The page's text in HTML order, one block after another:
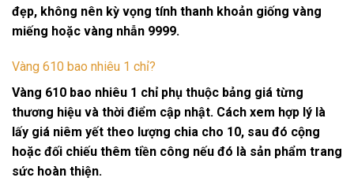
đẹp, không nên kỳ vọng tính thanh khoản giống vàng
miếng hoặc vàng nhẫn 9999.
Vàng 610 bao nhiêu 1 chỉ?
Vàng 610 bao nhiêu 1 chỉ phụ thuộc bảng giá từng
thương hiệu và thời điểm cập nhật. Cách xem hợp lý là
lấy giá niêm yết theo lượng chia cho 10, sau đó cộng
hoặc đối chiếu thêm tiền công nếu đó là sản phẩm trang
sức hoàn thiện.